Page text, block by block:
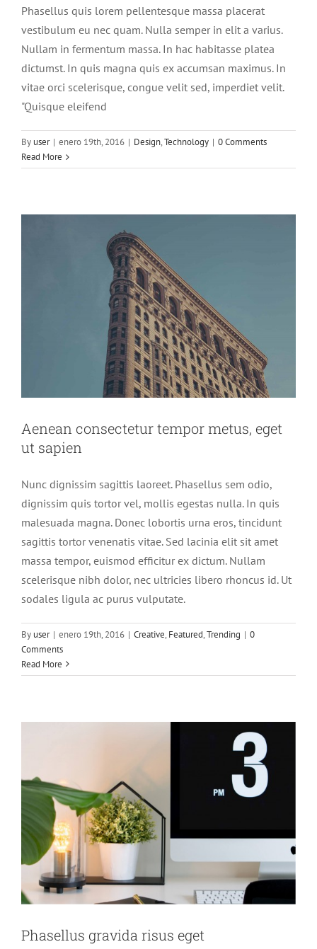
Phasellus quis lorem pellentesque massa placerat
vestibulum eu nec quam. Nulla semper in elit a varius.
Nullam in fermentum massa. In hac habitasse platea
dictumst. In quis magna quis ex accumsan maximus. In
vitae orci scelerisque, congue velit sed, imperdiet velit.
"Quisque eleifend
By user | enero 19th, 2016 | Design,Technology | 0 Comments
Read More
ut sapien
Aenean consectetur tempor metus, eget
ut sapien
Nunc dignissim sagittis laoreet. Phasellus sem odio,
dignissim quis tortor vel, mollis egestas nulla. In quis
malesuada magna. Donec lobortis urna eros, tincidunt
sagittis tortor venenatis vitae. Sed lacinia elit sit amet
massa tempor, euismod efficitur ex dictum. Nullam
scelerisque nibh dolor, nec ultricies libero rhoncus id. Ut
sodales ligula ac purus vulputate.
By user | enero 19th, 2016 | Creative, Featured,Trending | 0
Comments
Read More
Phasellus gravida risus eget
Phasellus gravida risus eget